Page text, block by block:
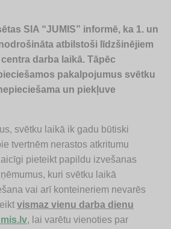
SIA “JUMIS” informē, ka 1. un
atbilstoši līdzšinējiem
darba laikā. Tāpēc
pakalpojumus svētku
un piekļuve
svētku laikā ik gadu būtiski
tvertnēm nerastos atkritumu
pieteikt papildu izvešanas
kuri svētku laikā
vai arī konteineriem nevarēs
vismaz vienu darba dienu
, lai varētu vienoties par